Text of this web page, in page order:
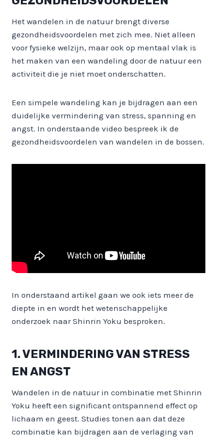
Het wandelen in de natuur brengt diverse
gezondheidsvoordelen met zich mee. Niet alleen
voor fysieke welzijn, maar ook op mentaal vlak is
het maken van een wandeling door de natuur een
activiteit die je niet moet onderschatten.
Een simpele wandeling kan je bijdragen aan een
duidelijke vermindering van stress, spanning en
angst. In onderstaande video bespreek ik de
gezondheidsvoordelen van wandelen in de bossen.
In onderstaand artikel gaan we ook iets meer de
diepte in en wordt het wetenschappelijke
onderzoek naar Shinrin Yoku besproken.
1. VERMINDERING VAN STRESS
EN ANGST
Wandelen in de natuur in combinatie met Shinrin
Yoku heeft een significant ontspannend effect op
lichaam en geest. Studies tonen aan dat deze
combinatie kan bijdragen aan de verlaging van